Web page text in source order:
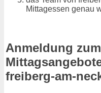
Mittagessen genau
Anmeldung
freiberg-am-